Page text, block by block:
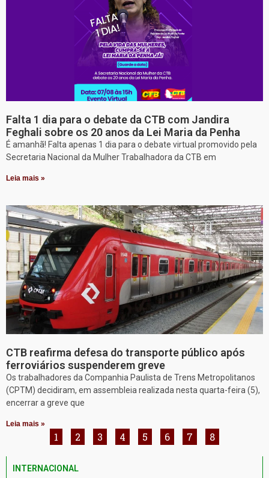
Falta 1 dia para o debate da CTB com Jandira
Feghali sobre os 20 anos da Lei Maria da Penha
É amanhã! Falta apenas 1 dia para o debate virtual promovido pela
Secretaria Nacional da Mulher Trabalhadora da CTB em
Leia mais »
CTB reafirma defesa do transporte público após
ferroviários suspenderem greve
Os trabalhadores da Companhia Paulista de Trens Metropolitanos
(CPTM) decidiram, em assembleia realizada nesta quarta-feira (5),
encerrar a greve que
Leia mais »
1 2 3 4 5 6 7 8
INTERNACIONAL